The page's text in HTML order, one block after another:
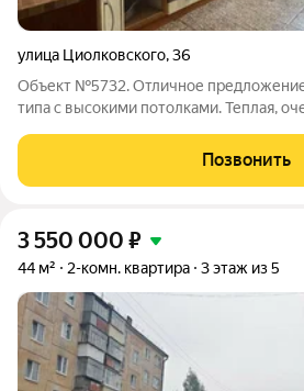
улица Циолковского,36
Объект №5732. Отличное
типа с высокими потолками. Теплaя,
Кухня.Раздельный cанузел. Квартира
комфортном 2 этаже. Заменена
Позвонить
3 550 000 ₽
44 м² 2-комн. квартира 3 этаж из 5